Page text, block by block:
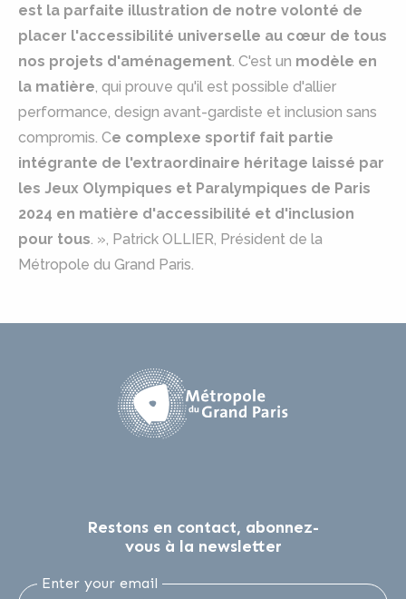
est la parfaite illustration de notre volonté de
placer l'accessibilité universelle au cœur de tous
nos projets d'aménagement. C'est un modèle en
la matière, qui prouve qu'il est possible d'allier
performance, design avant-gardiste et inclusion sans
compromis. Ce complexe sportif fait partie
intégrante de l'extraordinaire héritage laissé par
les Jeux Olympiques et Paralympiques de Paris
2024 en matière d'accessibilité et d'inclusion
pour tous. », Patrick OLLIER, Président de la
Métropole du Grand Paris.
Restons en contact, abonnez-
vous à la newsletter
Enter your email